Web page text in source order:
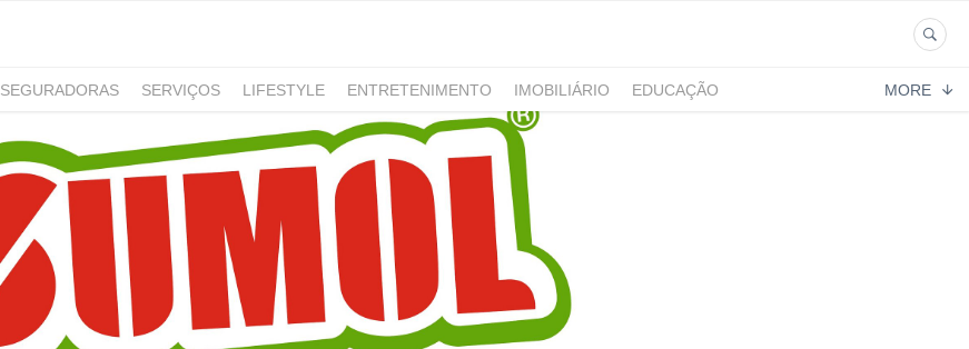
SERVIÇOS LIFESTYLE ENTRETENIMENTO IMOBILIÁRIO
EDUCAÇÃO
MORE